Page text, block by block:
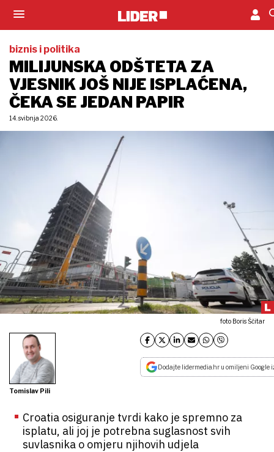
biznis i politika
MILIJUNSKA ODŠTETA ZA
VJESNIK JOŠ NIJE ISPLAĆENA,
ČEKA SE JEDAN PAPIR
14. svibnja 2026.
foto Boris Ščitar
Tomislav Pili
Dodajte lidermedia.hr u omiljeni Google
Croatia osiguranje tvrdi kako je spremno za
isplatu, ali joj je potrebna suglasnost svih
suvlasnika o omjeru njihovih udjela